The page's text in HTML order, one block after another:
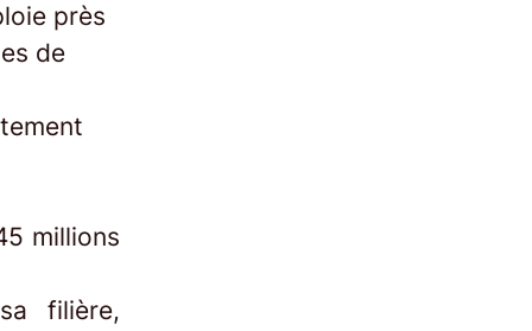
près
de
millions
filière,